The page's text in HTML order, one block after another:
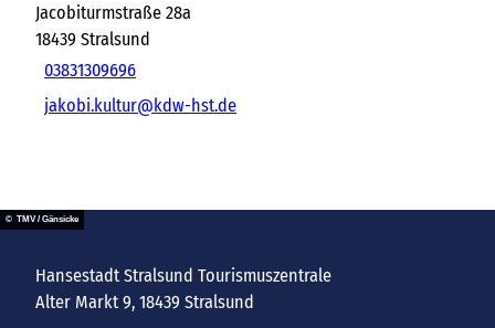
Jacobiturmstraße 28a
18439 Stralsund
03831309696
jakobi.kultur@kdw-hst.de
© TMV / Gänsicke
Hansestadt Stralsund Tourismuszentrale
Alter Markt 9, 18439 Stralsund